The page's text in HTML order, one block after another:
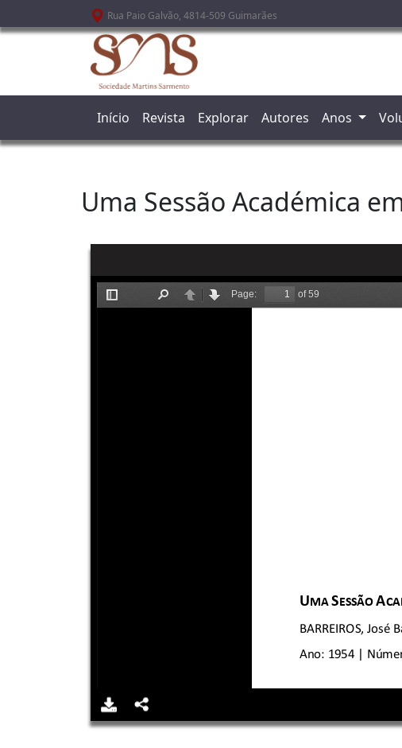
Passar para o conteúdo principal
Rua Paio Galvão, 4814-509 Guimarães
Início Revista Explorar Autores Anos
Uma Sessão Académica